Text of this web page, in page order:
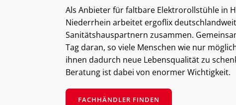
Als Anbieter für faltbare Elektrorollstühle in
Niederrhein arbeitet ergoflix
Sanitätshauspartnern zusammen.
Tag daran, so viele Menschen wie nur
ihnen dadurch neue Lebensqualität zu
Beratung ist dabei von enormer Wichtigkeit.
FACHHÄNDLER FINDEN